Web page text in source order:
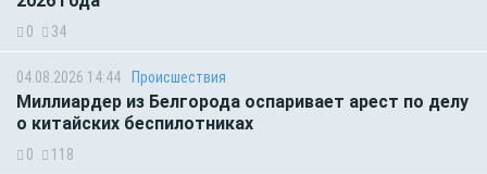
0 34
04.08.2026 14:44 Происшествия
Миллиардер из Белгорода оспаривает арест по делу
о китайских беспилотниках
0 118